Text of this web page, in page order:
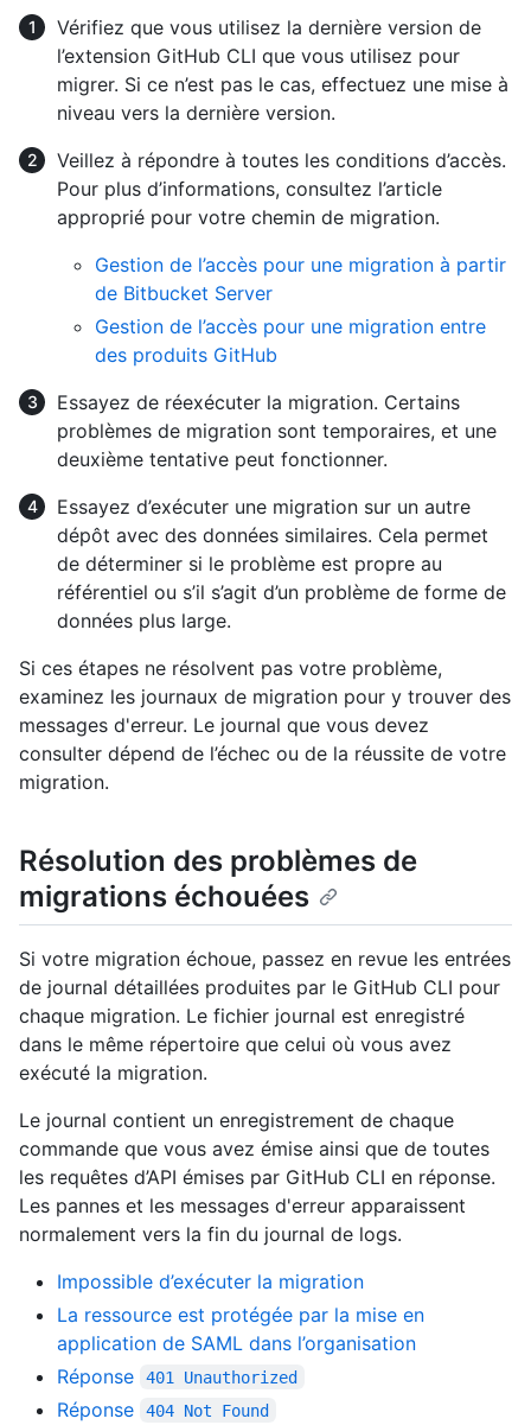
Vérifiez que vous utilisez la dernière version de
l’extension GitHub CLI que vous utilisez pour
migrer. Si ce n’est pas le cas, effectuez une mise à
niveau vers la dernière version.
Veillez à répondre à toutes les conditions d’accès.
Pour plus d’informations, consultez l’article
approprié pour votre chemin de migration.
Gestion de l’accès pour une migration à partir
de Bitbucket Server
Gestion de l’accès pour une migration entre
des produits GitHub
Essayez de réexécuter la migration. Certains
problèmes de migration sont temporaires, et une
deuxième tentative peut fonctionner.
Essayez d’exécuter une migration sur un autre
dépôt avec des données similaires. Cela permet
de déterminer si le problème est propre au
référentiel ou s’il s’agit d’un problème de forme de
données plus large.
Si ces étapes ne résolvent pas votre problème,
examinez les journaux de migration pour y trouver des
messages d'erreur. Le journal que vous devez
consulter dépend de l’échec ou de la réussite de votre
migration.
Résolution des problèmes de
migrations échouées
Si votre migration échoue, passez en revue les entrées
de journal détaillées produites par le GitHub CLI pour
chaque migration. Le fichier journal est enregistré
dans le même répertoire que celui où vous avez
exécuté la migration.
Le journal contient un enregistrement de chaque
commande que vous avez émise ainsi que de toutes
les requêtes d’API émises par GitHub CLI en réponse.
Les pannes et les messages d'erreur apparaissent
normalement vers la fin du journal de logs.
Impossible d’exécuter la migration
La ressource est protégée par la mise en
application de SAML dans l’organisation
Réponse
401 Unauthorized
Réponse 404 Not Found